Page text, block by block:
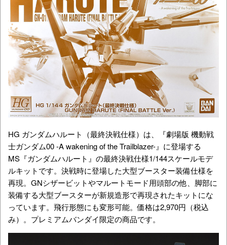
HG ガンダムハルート（最終決戦仕様）は、『劇場版 機動戦
士ガンダム00 -A wakening of the Trailblazer-』に登場する
MS『ガンダムハルート』の最終決戦仕様1/144スケールモデ
ルキットです。決戦時に登場した大型ブースター装備仕様を
再現。GNシザービットやマルートモード用頭部の他、脚部に
装備する大型ブースターが新規造形で再現されたキットにな
っています。飛行形態にも変形可能。価格は2,970円（税込
み）。プレミアムバンダイ限定の商品です。